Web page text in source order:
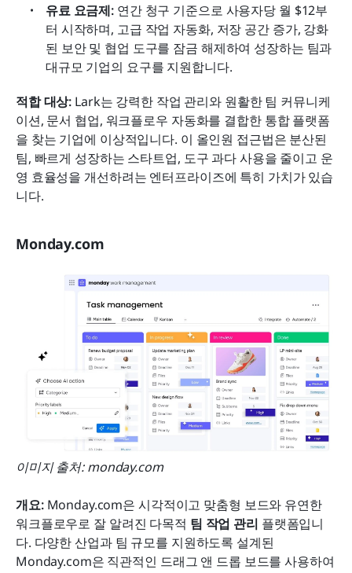
유료 요금제: 연간 청구 기준으로 사용자당 월 $12부
터 시작하며, 고급 작업 자동화, 저장 공간 증가, 강화
된 보안 및 협업 도구를 잠금 해제하여 성장하는 팀과
대규모 기업의 요구를 지원합니다.
적합 대상: Lark는 강력한 작업 관리와 원활한 팀 커뮤니케
이션, 문서 협업, 워크플로우 자동화를 결합한 통합 플랫폼
을 찾는 기업에 이상적입니다. 이 올인원 접근법은 분산된
팀, 빠르게 성장하는 스타트업, 도구 과다 사용을 줄이고 운
영 효율성을 개선하려는 엔터프라이즈에 특히 가치가 있습
니다.
Monday.com
이미지 출처: monday.com
개요: Monday.com은 시각적이고 맞춤형 보드와 유연한
워크플로우로 잘 알려진 다목적 팀 작업 관리 플랫폼입니
다. 다양한 산업과 팀 규모를 지원하도록 설계된
Monday.com은 직관적인 드래그 앤 드롭 보드를 사용하여